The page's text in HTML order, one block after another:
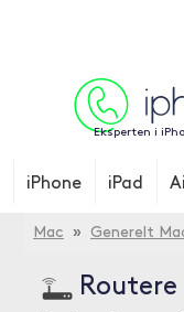
Eksperten i
iPhone iPad
Mac » Generelt